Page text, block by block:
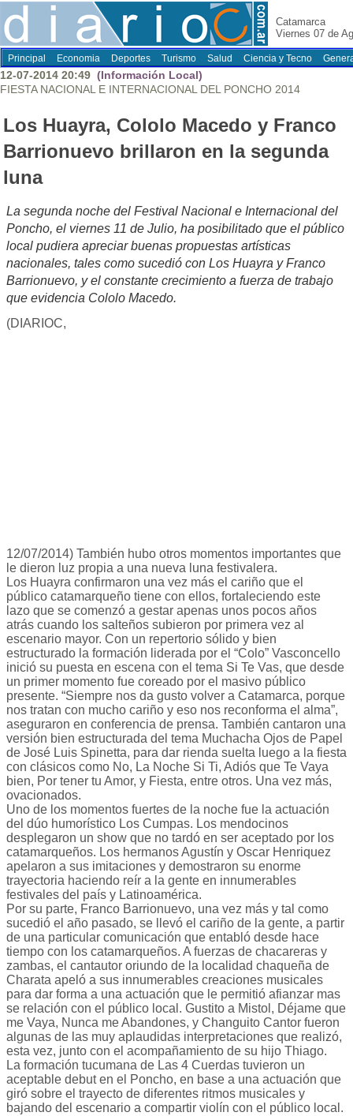
Catamarca
Viernes 07 de
Principal Economia Deportes Turismo Salud Ciencia y Tecno
12-07-2014 20:49 (Información Local)
FIESTA NACIONAL E INTERNACIONAL DEL PONCHO 2014
Los Huayra, Cololo Macedo y Franco
Barrionuevo brillaron en la segunda
luna
La segunda noche del Festival Nacional e Internacional del
Poncho, el viernes 11 de Julio, ha posibilitado que el público
local pudiera apreciar buenas propuestas artísticas
nacionales, tales como sucedió con Los Huayra y Franco
Barrionuevo, y el constante crecimiento a fuerza de trabajo
que evidencia Cololo Macedo.
(DIARIOC,
12/07/2014) También hubo otros momentos importantes que
le dieron luz propia a una nueva luna festivalera.
Los Huayra confirmaron una vez más el cariño que el
público catamarqueño tiene con ellos, fortaleciendo este
lazo que se comenzó a gestar apenas unos pocos años
atrás cuando los salteños subieron por primera vez al
escenario mayor. Con un repertorio sólido y bien
estructurado la formación liderada por el “Colo” Vasconcello
inició su puesta en escena con el tema Si Te Vas, que desde
un primer momento fue coreado por el masivo público
presente. “Siempre nos da gusto volver a Catamarca, porque
nos tratan con mucho cariño y eso nos reconforma el alma”,
aseguraron en conferencia de prensa. También cantaron una
versión bien estructurada del tema Muchacha Ojos de Papel
de José Luis Spinetta, para dar rienda suelta luego a la fiesta
con clásicos como No, La Noche Si Ti, Adiós que Te Vaya
bien, Por tener tu Amor, y Fiesta, entre otros. Una vez más,
ovacionados.
Uno de los momentos fuertes de la noche fue la actuación
del dúo humorístico Los Cumpas. Los mendocinos
desplegaron un show que no tardó en ser aceptado por los
catamarqueños. Los hermanos Agustín y Oscar Henriquez
apelaron a sus imitaciones y demostraron su enorme
trayectoria haciendo reír a la gente en innumerables
festivales del país y Latinoamérica.
Por su parte, Franco Barrionuevo, una vez más y tal como
sucedió el año pasado, se llevó el cariño de la gente, a partir
de una particular comunicación que entabló desde hace
tiempo con los catamarqueños. A fuerzas de chacareras y
zambas, el cantautor oriundo de la localidad chaqueña de
Charata apeló a sus innumerables creaciones musicales
para dar forma a una actuación que le permitió afianzar mas
se relación con el público local. Gustito a Mistol, Déjame que
me Vaya, Nunca me Abandones, y Changuito Cantor fueron
algunas de las muy aplaudidas interpretaciones que realizó,
esta vez, junto con el acompañamiento de su hijo Thiago.
La formación tucumana de Las 4 Cuerdas tuvieron un
aceptable debut en el Poncho, en base a una actuación que
giró sobre el trayecto de diferentes ritmos musicales y
bajando del escenario a compartir violín con el público local.